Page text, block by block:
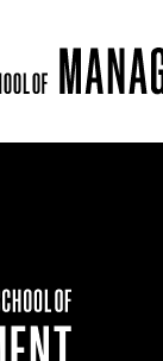
and Membership
and Impact